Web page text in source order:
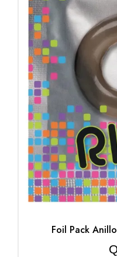
Foil Pack